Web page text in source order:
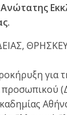
για
προσωπικού